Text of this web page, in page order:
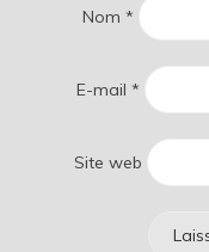
Nom *
E-mail *
Site web